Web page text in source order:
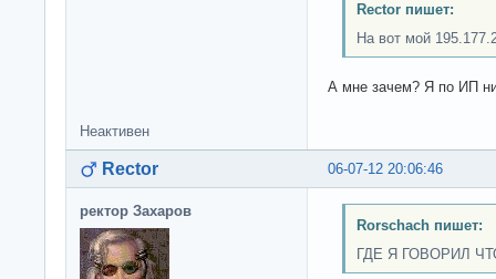
Rector пишет:
На вот мой
А мне зачем? Я по ИП
Неактивен
06-07-12 20:06:46
Rector
ректор Захаров
Rorschach пишет:
ГДЕ Я ГОВОРИЛ